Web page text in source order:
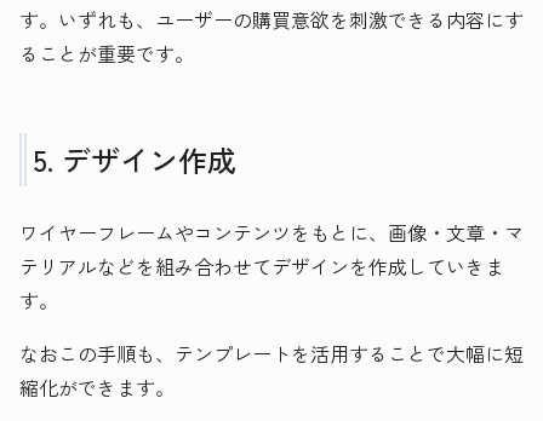
す。いずれも、ユーザーの購買意欲を刺激できる内容にす
ることが重要です。
5. デザイン作成
ワイヤーフレームやコンテンツをもとに、画像・文章・マ
テリアルなどを組み合わせてデザインを作成していきま
す。
なおこの手順も、テンプレートを活用することで大幅に短
縮化ができます。